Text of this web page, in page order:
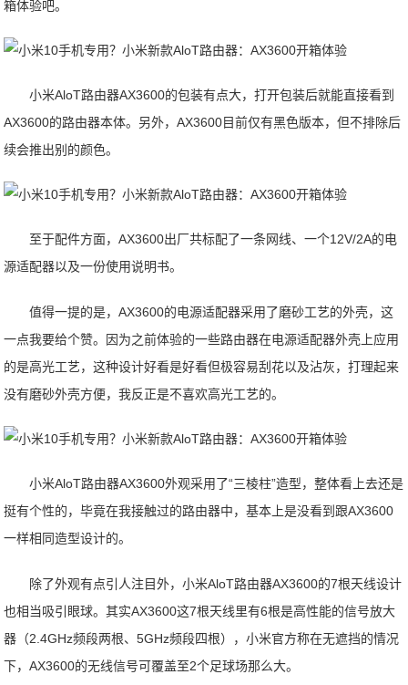
箱体验吧。
小米AloT路由器AX3600的包装有点大，打开包装后就能直接看到
AX3600的路由器本体。另外，AX3600目前仅有黑色版本，但不排除后
续会推出别的颜色。
至于配件方面，AX3600出厂共标配了一条网线、一个12V/2A的电
源适配器以及一份使用说明书。
值得一提的是，AX3600的电源适配器采用了磨砂工艺的外壳，这
一点我要给个赞。因为之前体验的一些路由器在电源适配器外壳上应用
的是高光工艺，这种设计好看是好看但极容易刮花以及沾灰，打理起来
没有磨砂外壳方便，我反正是不喜欢高光工艺的。
小米AloT路由器AX3600外观采用了“三棱柱”造型，整体看上去还是
挺有个性的，毕竟在我接触过的路由器中，基本上是没看到跟AX3600
一样相同造型设计的。
除了外观有点引人注目外，小米AloT路由器AX3600的7根天线设计
也相当吸引眼球。其实AX3600这7根天线里有6根是高性能的信号放大
器（2.4GHz频段两根、5GHz频段四根），小米官方称在无遮挡的情况
下，AX3600的无线信号可覆盖至2个足球场那么大。